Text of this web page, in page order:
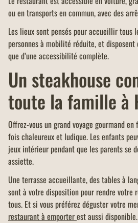
ou en transports en commun, avec des
Les lieux sont pensés pour accueillir tous
personnes à mobilité réduite, et disposent
que d’une accessibilité complète.
Un steakhouse
toute la famille à
Offrez-vous un grand voyage gourmand
fois chaleureux et ludique. Les enfants
jeux intérieur pendant que les parents se
assiette.
Une terrasse accueillante, des tables à
sont à votre disposition pour rendre votre
tous. Et si vous préférez déguster votre
restaurant à emporterest aussi disponible.